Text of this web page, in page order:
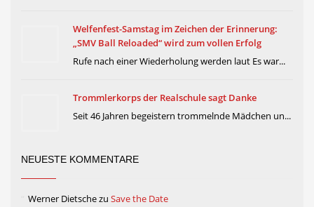
Welfenfest-Samstag im Zeichen der Erinnerung:
„SMV Ball Reloaded“ wird zum vollen Erfolg
Rufe nach einer Wiederholung werden laut Es war...
Trommlerkorps der Realschule sagt Danke
Seit 46 Jahren begeistern trommelnde Mädchen un...
NEUESTE KOMMENTARE
Werner Dietschezu Save the Date